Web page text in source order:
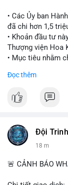
• Các Ủy ban
đã chi hơn 1,5
• Khoản đầu tư
Thượng viện Hoa
• Mục tiêu nhằm
#vlikevn #titanbot
Đọc thêm
Đội
18 m
🚨 CẢNH BÁO